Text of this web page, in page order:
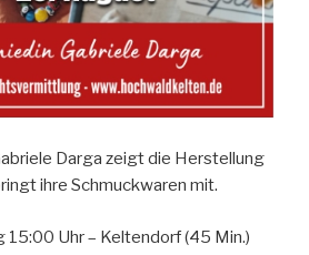
Darga zeigt die Herstellung
ihre Schmuckwaren mit.
15:00 Uhr – Keltendorf (45 Min.)